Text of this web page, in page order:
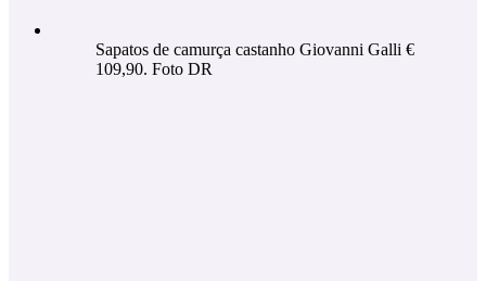
Sapatos de camurça castanho Giovanni Galli €
109,90. Foto DR